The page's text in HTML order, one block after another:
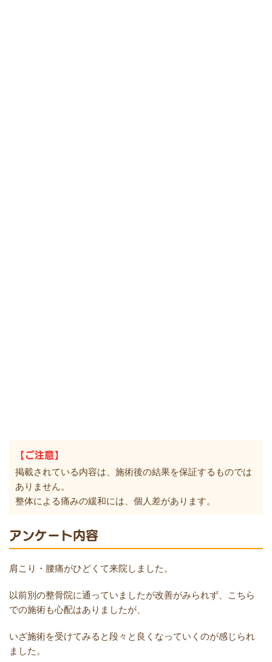
【ご注意】
掲載されている内容は、施術後の結果を保証するものでは
ありません。
整体による痛みの緩和には、個人差があります。
アンケート内容
肩こり・腰痛がひどくて来院しました。
以前別の整骨院に通っていましたが改善がみられず、こちら
での施術も心配はありましたが、
いざ施術を受けてみると段々と良くなっていくのが感じられ
ました。